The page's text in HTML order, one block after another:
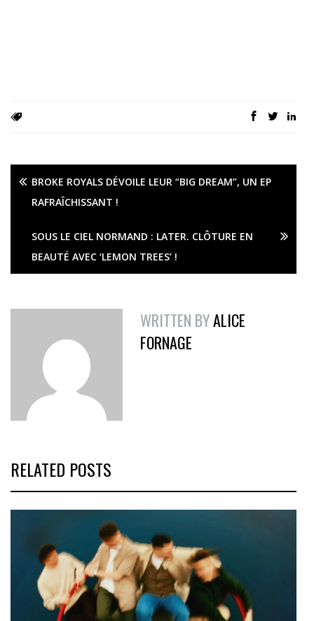
BROKE ROYALS DÉVOILE LEUR “BIG DREAM”, UN EP
RAFRAÎCHISSANT !
SOUS LE CIEL NORMAND : LATER. CLÔTURE EN
BEAUTÉ AVEC ‘LEMON TREES’ !
WRITTEN BYALICE
FORNAGE
RELATED POSTS